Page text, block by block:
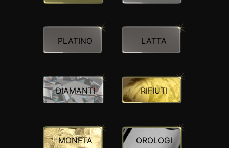
ORO POSTALE
ACCESSORI DI LUSSO
CONTATTI
INFORMATIVA SULLA
PRIVACY
DE
PLATINO LATTA
DIAMANTI RIFIUTI
MONETA OROLOGI